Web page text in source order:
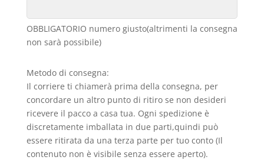
OBBLIGATORIO numero giusto(altrimenti la consegna
non sarà possibile)
Metodo di consegna:
Il corriere ti chiamerà prima della consegna, per
concordare un altro punto di ritiro se non desideri
ricevere il pacco a casa tua. Ogni spedizione è
discretamente imballata in due parti,quindi può
essere ritirata da una terza parte per tuo conto (Il
contenuto non è visibile senza essere aperto).